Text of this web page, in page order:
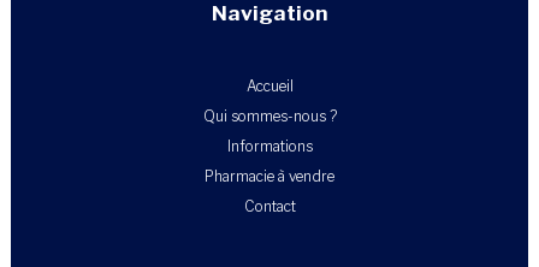
Navigation
Accueil
Qui sommes-nous ?
Informations
Pharmacie à vendre
Contact